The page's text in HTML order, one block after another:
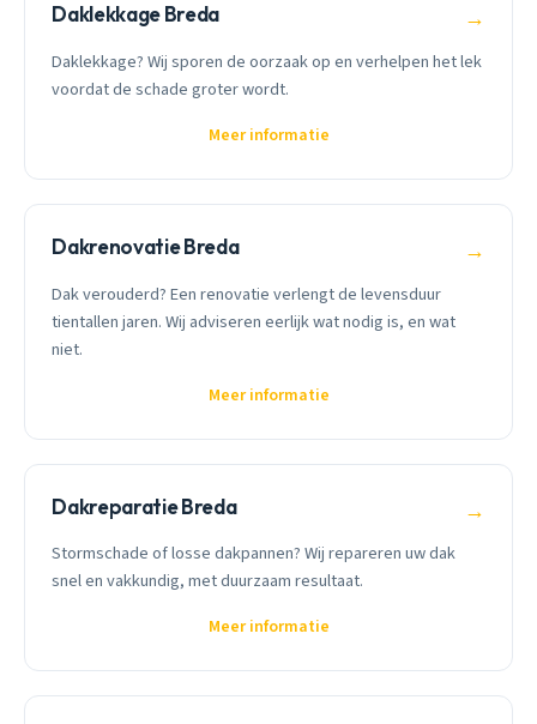
Daklekkage Breda →
Daklekkage? Wij sporen de oorzaak op en verhelpen het lek
voordat de schade groter wordt.
Meer informatie
Dakrenovatie Breda →
Dak verouderd? Een renovatie verlengt de levensduur
tientallen jaren. Wij adviseren eerlijk wat nodig is, en wat
niet.
Meer informatie
Dakreparatie Breda →
Stormschade of losse dakpannen? Wij repareren uw dak
snel en vakkundig, met duurzaam resultaat.
Meer informatie